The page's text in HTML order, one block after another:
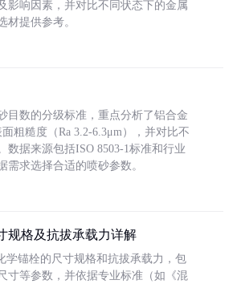
影响因素，并对比不同状态下的金属
材提供参考。
目数的分级标准，重点分析了铝合金
粗糙度（Ra 3.2-6.3μm），并对比不
数据来源包括ISO 8503-1标准和行业
需求选择合适的喷砂参数。
规格及抗拔承载力详解
学锚栓的尺寸规格和抗拔承载力，包
寸等参数，并依据专业标准（如《混